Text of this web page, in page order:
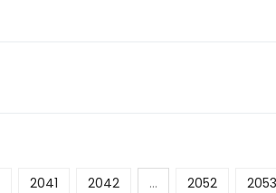
2041 2042 ... 2052
2053